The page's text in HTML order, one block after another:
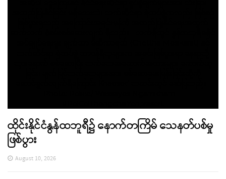
ထိုင်းနိုင်ငံနွန်ထဘူရီ၌ နောက်တကြိမ် သေနတ်ပစ်မှု
ဖြစ်ပွား
August 10, 2026